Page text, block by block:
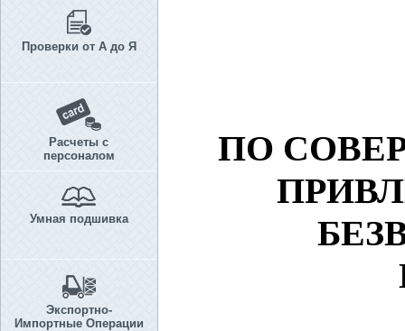
Проверки от А до Я
Расчеты с
персоналом
Умная подшивка
Экспортно-
Импортные Операции
ПО